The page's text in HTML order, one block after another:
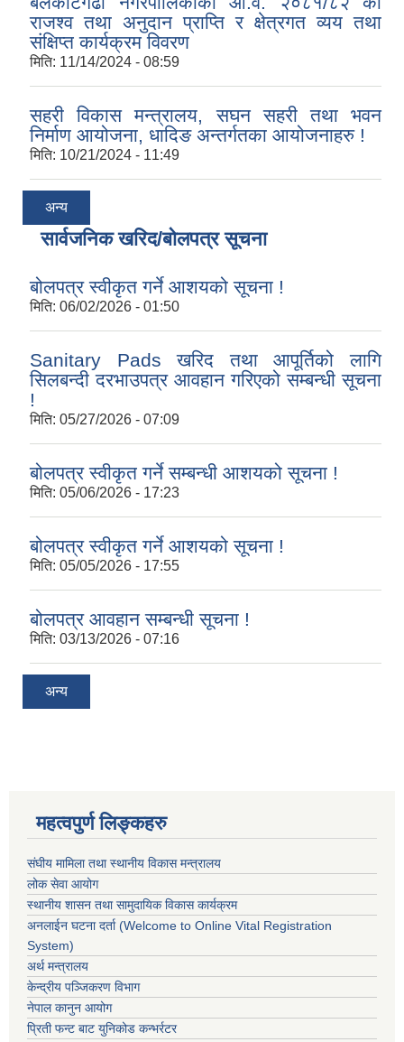
राजश्व तथा अनुदान प्राप्ति र क्षेत्रगत व्यय तथा
संक्षिप्त कार्यक्रम विवरण
मिति: 11/14/2024 - 08:59
सहरी विकास मन्त्रालय, सघन सहरी तथा भवन
निर्माण आयोजना, धादिङ अन्तर्गतका आयोजनाहरु !
मिति: 10/21/2024 - 11:49
अन्य
सार्वजनिक खरिद/बोलपत्र सूचना
बोलपत्र स्वीकृत गर्ने आशयको सूचना !
मिति: 06/02/2026 - 01:50
Sanitary Pads खरिद तथा आपूर्तिको लागि
सिलबन्दी दरभाउपत्र आवहान गरिएको सम्बन्धी सूचना
!
मिति: 05/27/2026 - 07:09
बोलपत्र स्वीकृत गर्ने सम्बन्धी आशयको सूचना !
मिति: 05/06/2026 - 17:23
बोलपत्र स्वीकृत गर्ने आशयको सूचना !
मिति: 05/05/2026 - 17:55
बोलपत्र आवहान सम्बन्धी सूचना !
मिति: 03/13/2026 - 07:16
अन्य
महत्वपुर्ण लिङ्कहरु
संघीय मामिला तथा स्थानीय विकास मन्त्रालय
लोक सेवा आयोग
स्थानीय शासन तथा सामुदायिक विकास कार्यक्रम
अनलाईन घटना दर्ता (Welcome to Online Vital Registration
System)
अर्थ मन्त्रालय
केन्द्रीय पञ्जिकरण विभाग
नेपाल कानुन आयोग
प्रिती फन्ट बाट युनिकोड कन्भर्रटर